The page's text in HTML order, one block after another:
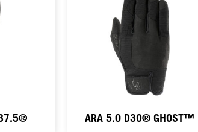
37.5® ARA 5.0 D3O® GHOST™